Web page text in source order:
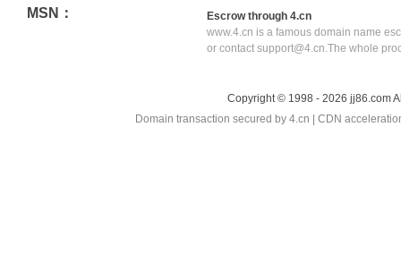
MSN：
Escrow through 4.cn
www.4.cn is a famous domain name
or contact support@4.cn.The whole
Copyright © 1998 - 2026 jj86.com
Domain transaction secured by 4.cn | CDN